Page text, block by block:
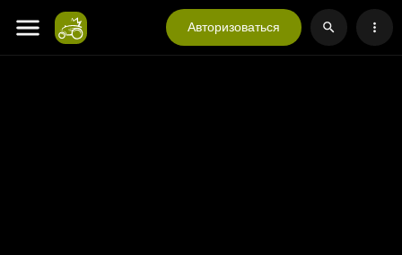
Авторизоваться